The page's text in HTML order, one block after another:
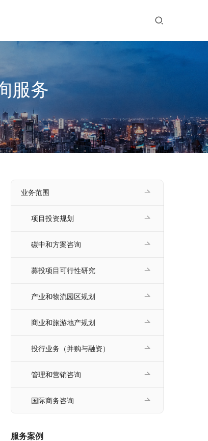
服务
业务范围
项目投资规划
碳中和方案咨询
募投项目可行性研究
产业和物流园区规划
商业和旅游地产规划
投行业务（并购与融资）
管理和营销咨询
国际商务咨询
服务案例